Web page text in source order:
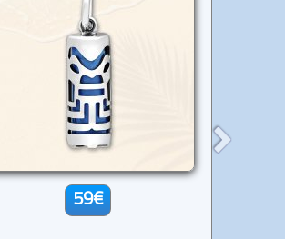
59€